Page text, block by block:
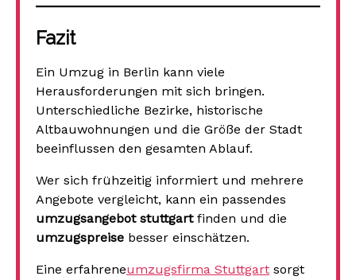
Fazit
Ein Umzug in Berlin kann viele
Herausforderungen mit sich bringen.
Unterschiedliche Bezirke, historische
Altbauwohnungen und die Größe der Stadt
beeinflussen den gesamten Ablauf.
Wer sich frühzeitig informiert und mehrere
Angebote vergleicht, kann ein passendes
umzugsangebot stuttgartfinden und die
umzugspreise besser einschätzen.
Eine erfahreneumzugsfirma Stuttgart sorgt